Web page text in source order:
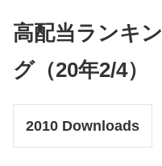
高配当ランキン
グ（20年2/4）
2010 Downloads